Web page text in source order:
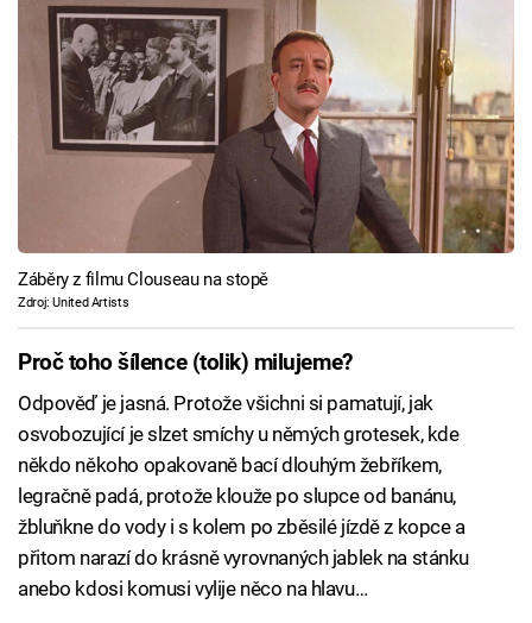
Záběry z filmu Clouseau na stopě
Zdroj: United Artists
Proč toho šílence (tolik) milujeme?
Odpověď je jasná. Protože všichni si pamatují, jak
osvobozující je slzet smíchy u němých grotesek, kde
někdo někoho opakovaně bací dlouhým žebříkem,
legračně padá, protože klouže po slupce od banánu,
žbluňkne do vody i s kolem po zběsilé jízdě z kopce a
přitom narazí do krásně vyrovnaných jablek na stánku
anebo kdosi komusi vylije něco na hlavu…